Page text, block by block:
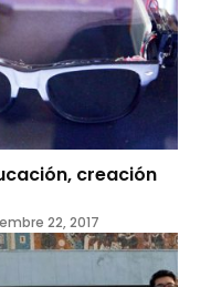
creación
22, 2017